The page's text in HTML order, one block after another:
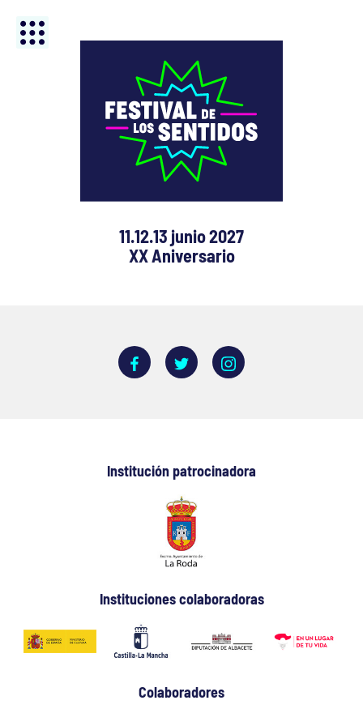
11.12.13 junio 2027
XX Aniversario
Institución patrocinadora
Instituciones colaboradoras
Colaboradores